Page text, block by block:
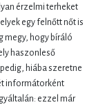
érzelmi terheket
egy felnőtt nőt is
megy, hogy bíráló
haszonleső
hiába szeretne
informátorként
ezzel már